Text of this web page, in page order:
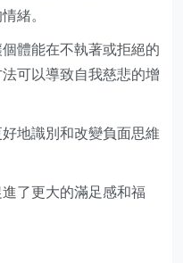
緒。
體能在不執著或拒絕的
可以導致自我慈悲的增
地識別和改變負面思維
了更大的滿足感和福